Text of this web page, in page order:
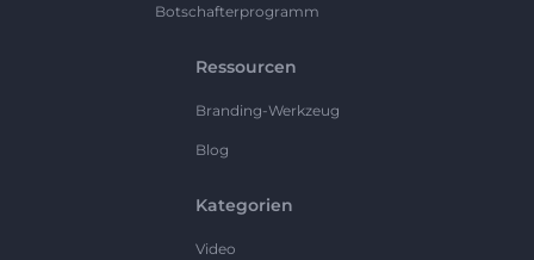
Botschafterprogramm
Ressourcen
Branding-Werkzeug
Blog
Kategorien
Video